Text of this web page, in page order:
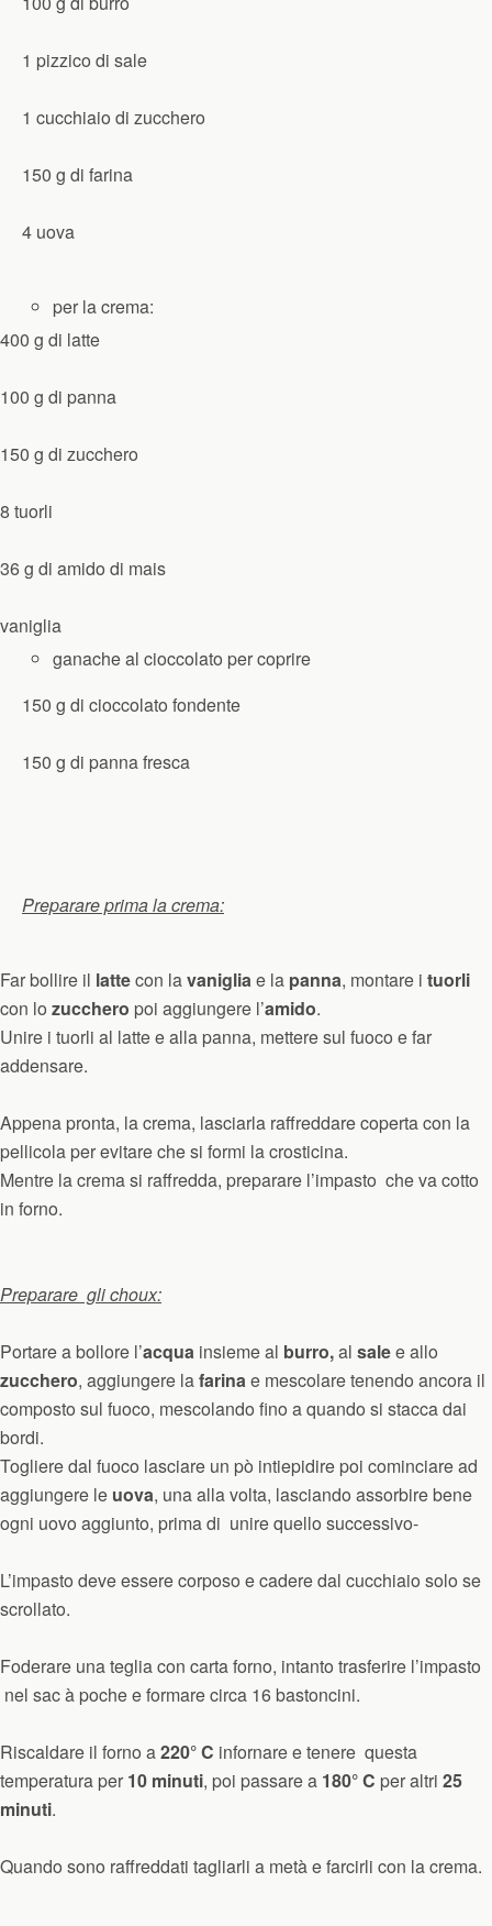
1 pizzico di sale
1 cucchiaio di zucchero
150 g di farina
4 uova
per la crema:
400 g di latte
100 g di panna
150 g di zucchero
8 tuorli
36 g di amido di mais
vaniglia
ganache al cioccolato per coprire
150 g di cioccolato fondente
150 g di panna fresca
Preparare prima la crema:
Far bollire il lattecon lavanigliae la panna, montare i tuorli
con lo zucchero poi aggiungere l’amido.
Unire i tuorli al latte e alla panna, mettere sul fuoco e far
addensare.
Appena pronta, la crema, lasciarla raffreddare coperta con la
pellicola per evitare che si formi la crosticina.
Mentre la crema si raffredda, preparare l’impasto che va cotto
in forno.
Preparare gli choux:
Portare a bollore l’acqua insieme al burro,al salee allo
zucchero, aggiungere lafarinae mescolare tenendo ancora il
composto sul fuoco, mescolando fino a quando si stacca dai
bordi.
Togliere dal fuoco lasciare un pò intiepidire poi cominciare ad
aggiungere le uova, una alla volta, lasciando assorbire bene
ogni uovo aggiunto, prima di unire quello successivo-
L’impasto deve essere corposo e cadere dal cucchiaio solo se
scrollato.
Foderare una teglia con carta forno, intanto trasferire l’impasto
nel sac à poche e formare circa 16 bastoncini.
Riscaldare il forno a220° C infornare e tenere questa
temperatura per 10 minuti, poi passare a 180° C per altri 25
minuti.
Quando sono raffreddati tagliarli a metà e farcirli con la crema.